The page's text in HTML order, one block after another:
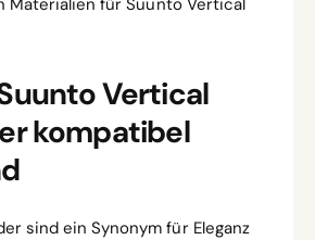
Materialien für Suunto Vertical
Vertical
kompatibel
sind ein Synonym für Eleganz